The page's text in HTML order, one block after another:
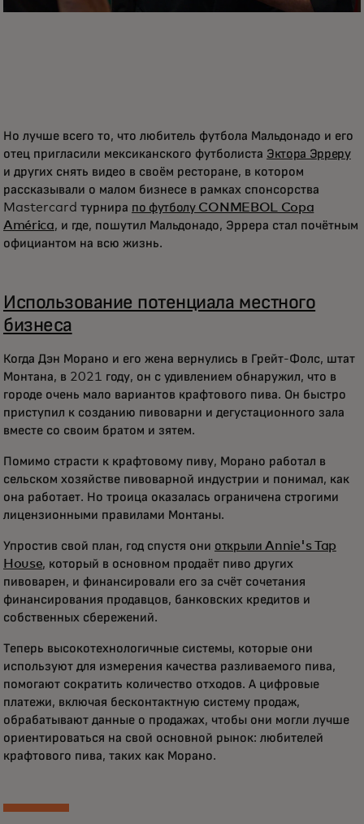
Но лучше всего то, что любитель футбола Мальдонадо и его
отец пригласили мексиканского футболиста Эктора Эрреру
и других снять видео в своём ресторане, в котором
рассказывали о малом бизнесе в рамках спонсорства
Mastercard турнира по футболу CONMEBOL Copa
América, и где, пошутил Мальдонадо, Эррера стал почётным
официантом на всю жизнь.
Использование потенциала местного
бизнеса
Когда Дэн Морано и его жена вернулись в Грейт-Фолс, штат
Монтана, в 2021 году, он с удивлением обнаружил, что в
городе очень мало вариантов крафтового пива. Он быстро
приступил к созданию пивоварни и дегустационного зала
вместе со своим братом и зятем.
Помимо страсти к крафтовому пиву, Морано работал в
сельском хозяйстве пивоварной индустрии и понимал, как
она работает. Но троица оказалась ограничена строгими
лицензионными правилами Монтаны.
Упростив свой план, год спустя они открыли Annie's Tap
House, который в основном продаёт пиво других
пивоварен, и финансировали его за счёт сочетания
финансирования продавцов, банковских кредитов и
собственных сбережений.
Теперь высокотехнологичные системы, которые они
используют для измерения качества разливаемого пива,
помогают сократить количество отходов. А цифровые
платежи, включая бесконтактную систему продаж,
обрабатывают данные о продажах, чтобы они могли лучше
ориентироваться на свой основной рынок: любителей
крафтового пива, таких как Морано.